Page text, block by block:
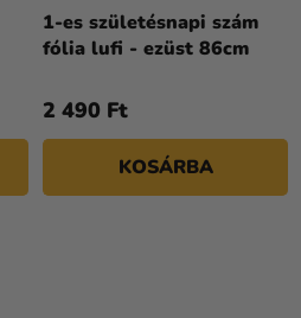
1-es születésnapi szám
fólia lufi - ezüst 86cm
2 490 Ft
KOSÁRBA